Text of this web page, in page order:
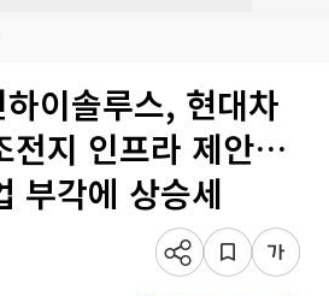
이솔루스, 현대차
전지 인프라 제안…
부각에 상승세